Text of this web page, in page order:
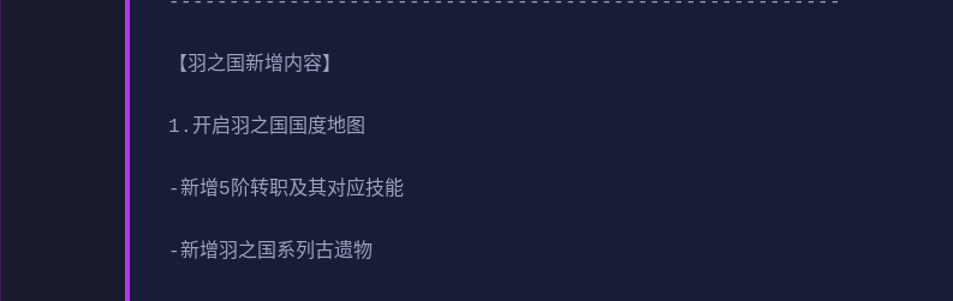
【羽之国新增内容】
1.开启羽之国国度地图
-新增5阶转职及其对应技能
-新增羽之国系列古遗物